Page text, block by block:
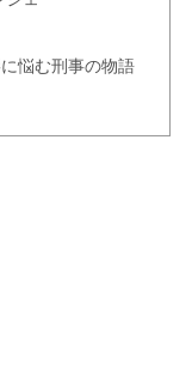
悩む刑事の物語